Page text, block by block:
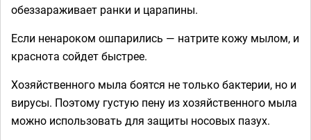
обеззараживает ранки и царапины.
Если ненароком ошпарились — натрите кожу мылом, и
краснота сойдет быстрее.
Хозяйственного мыла боятся не только бактерии, но и
вирусы. Поэтому густую пену из хозяйственного мыла
можно использовать для защиты носовых пазух.